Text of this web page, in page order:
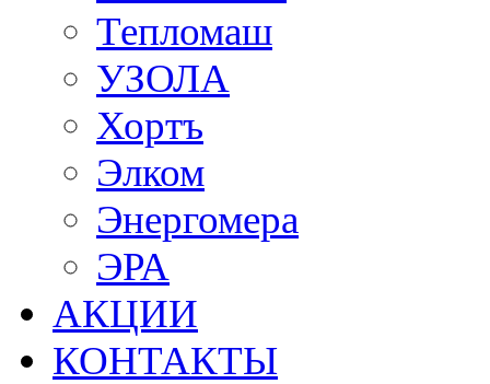
Тепломаш
УЗОЛА
Хортъ
Элком
Энергомера
ЭРА
АКЦИИ
КОНТАКТЫ